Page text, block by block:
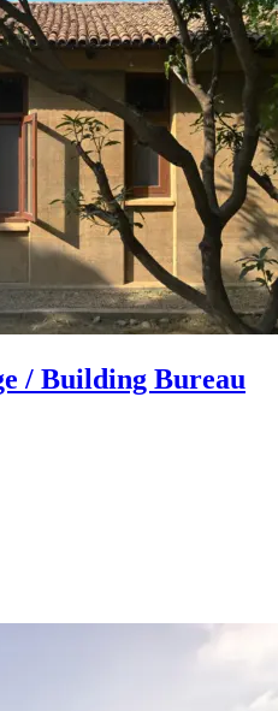
/ Building Bureau